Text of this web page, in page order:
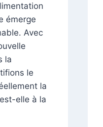
émerge
Avec
la
le
la
elle à la